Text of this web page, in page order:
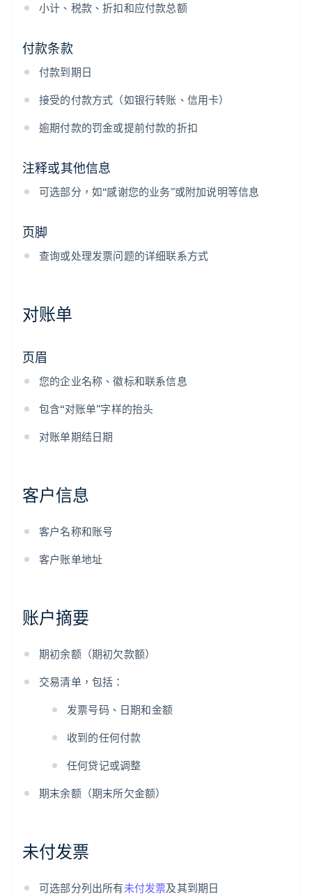
小计、税款、折扣和应付款总额
付款条款
付款到期日
接受的付款方式（如银行转账、信用卡）
逾期付款的罚金或提前付款的折扣
注释或其他信息
可选部分，如“感谢您的业务”或附加说明等信息
页脚
查询或处理发票问题的详细联系方式
对账单
页眉
您的企业名称、徽标和联系信息
包含“对账单”字样的抬头
对账单期结日期
客户信息
客户名称和账号
客户账单地址
账户摘要
期初余额（期初欠款额）
交易清单，包括：
发票号码、日期和金额
收到的任何付款
任何贷记或调整
期末余额（期末所欠金额）
未付发票
可选部分列出所有未付发票及其到期日